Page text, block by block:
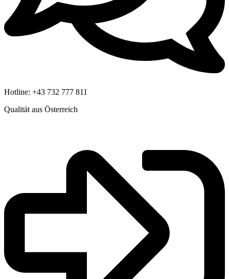
Hotline: +43 732 777 811
Qualität aus Österreich